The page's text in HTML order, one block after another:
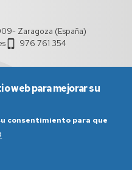
Zaragoza (España)
976 761 354
web para mejorar su
consentimiento para que